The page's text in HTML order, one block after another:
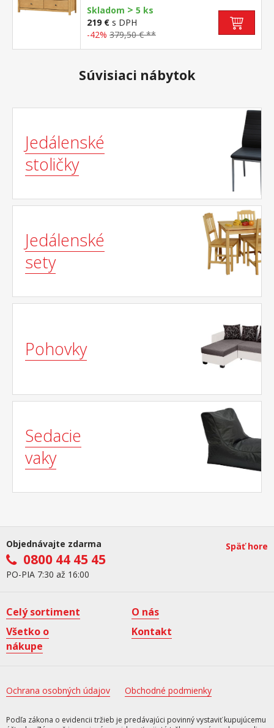
Skladom > 5 ks
219 € s DPH
-42% 379,50 € **
Súvisiaci nábytok
Jedálenské
stoličky
Jedálenské
sety
Pohovky
Sedacie
vaky
Objednávajte zdarma
0800 44 45 45
PO-PIA 7:30 až 16:00
Späť hore
Celý sortiment
O nás
Všetko o
nákupe
Kontakt
Ochrana osobných údajov Obchodné podmienky
Podľa zákona o evidencii tržieb je predávajúci povinný vystaviť kupujúcemu